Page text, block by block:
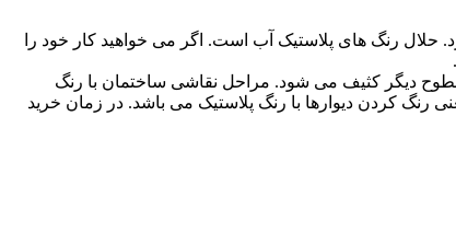
حلال رنگ های پلاستیک آب است. اگر می‌ خواهید کار خود را
دیگر کثیف می شود. مراحل نقاشی ساختمان با رنگ
رنگ کردن دیوارها با رنگ پلاستیک می باشد. در زمان خرید